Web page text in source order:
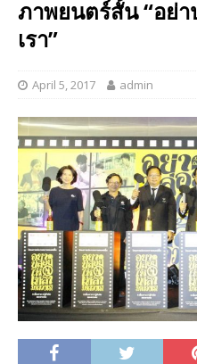
ภาพยนตร์สั้น “อย่า
เรา”
April 5, 2017 admin